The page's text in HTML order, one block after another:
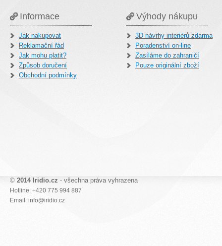
Informace
Jak nakupovat
Reklamační řád
Jak mohu platit?
Způsob doručení
Obchodní podmínky
Výhody nákupu
3D návrhy interiérů zdarma
Poradenství on-line
Zasíláme do zahraničí
Pouze originální zboží
© 2014 Iridio.cz - všechna práva vyhrazena
Hotline: +420 775 994 887
Email: info@iridio.cz